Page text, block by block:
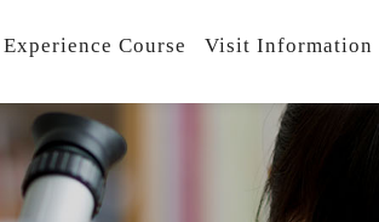
Course Visit Information